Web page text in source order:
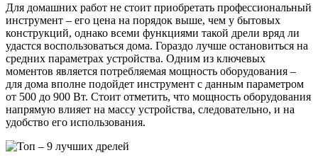
Для домашних работ не стоит приобретать профессиональный
инструмент – его цена на порядок выше, чем у бытовых
конструкций, однако всеми функциями такой дрели вряд ли
удастся воспользоваться дома. Гораздо лучше остановиться на
средних параметрах устройства. Одним из ключевых
моментов является потребляемая мощность оборудования –
для дома вполне подойдет инструмент с данным параметром
от 500 до 900 Вт. Стоит отметить, что мощность оборудования
напрямую влияет на массу устройства, следовательно, и на
удобство его использования.